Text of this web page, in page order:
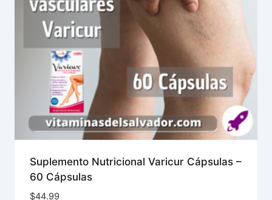
Suplemento Nutricional Varicur Cápsulas –
60 Cápsulas
$44.99